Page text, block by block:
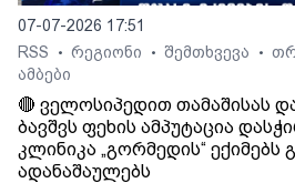
07-07-2026 17:51
RSS
• რეგიონი • შემთხვევა •
ამბები
🔴 ველოსიპედით თამაშისას
ბავშვს ფეხის ამპუტაცია
კლინიკა „გორმედის“
ადანაშაულებს